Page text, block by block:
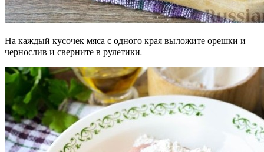
На каждый кусочек мяса с одного края выложите орешки и
чернослив и сверните в рулетики.